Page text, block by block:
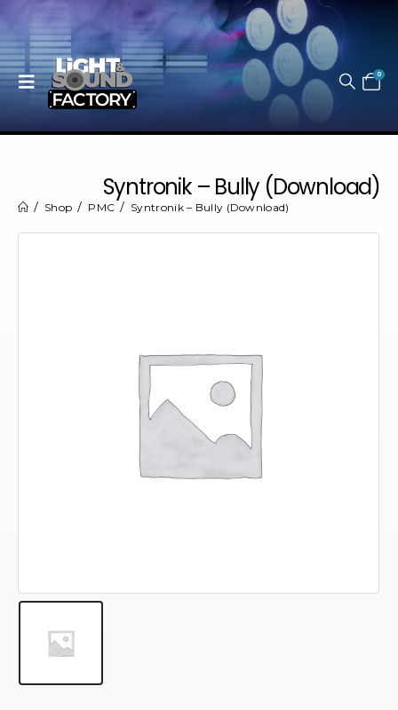
0
Syntronik – Bully (Download)
Shop PMC Syntronik – Bully (Download)